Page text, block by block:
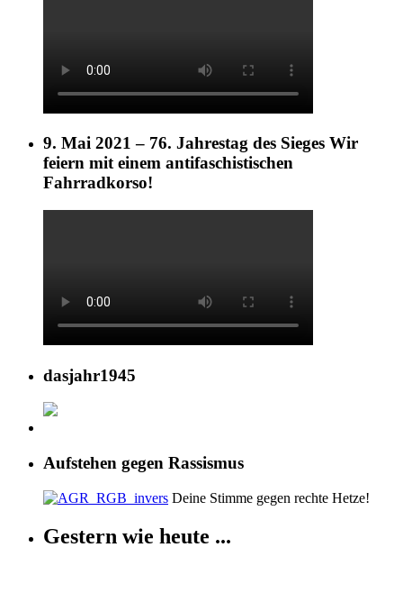
9. Mai 2021 – 76. Jahrestag des Sieges Wir
feiern mit einem antifaschistischen
Fahrradkorso!
dasjahr1945
Aufstehen gegen Rassismus
Deine Stimme gegen rechte Hetze!
Gestern wie heute ...